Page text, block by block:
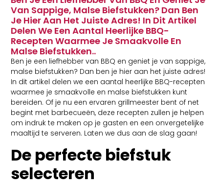
Van Sappige, Malse Biefstukken? Dan Ben
Je Hier Aan Het Juiste Adres! In Dit Artikel
Delen We Een Aantal Heerlijke BBQ-
Recepten Waarmee Je Smaakvolle En
Malse Biefstukken..
Ben je een liefhebber van BBQ en geniet je van sappige,
malse biefstukken? Dan ben je hier aan het juiste adres!
In dit artikel delen we een aantal heerlijke BBQ-recepten
waarmee je smaakvolle en malse biefstukken kunt
bereiden. Of je nu een ervaren grillmeester bent of net
begint met barbecueën, deze recepten zullen je helpen
om indruk te maken op je gasten en een onvergetelijke
maaltijd te serveren. Laten we dus aan de slag gaan!
De perfecte biefstuk
selecteren